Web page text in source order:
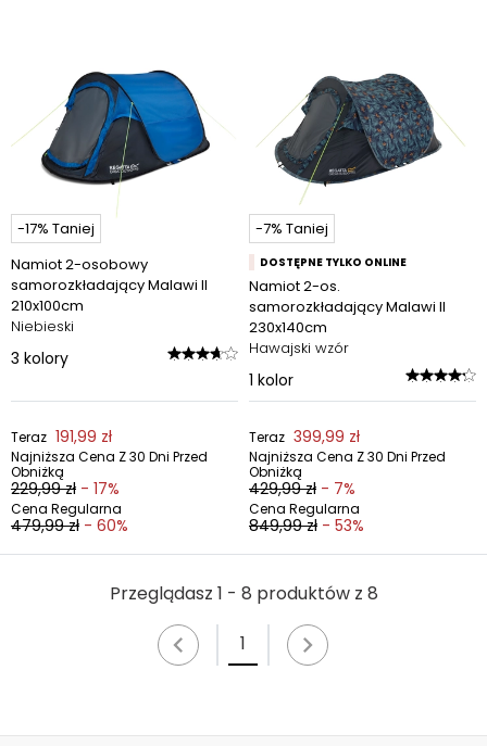
-17% Taniej
Namiot 2-osobowy
samorozkładający Malawi II
210x100cm
Niebieski
3 kolory
Teraz 191,99 zł
Najniższa Cena Z 30 Dni Przed
Obniżką
229,99 zł - 17%
Cena Regularna
479,99 zł - 60%
-7% Taniej
DOSTĘPNE TYLKO ONLINE
Namiot 2-os.
samorozkładający Malawi II
230x140cm
Hawajski wzór
1 kolor
Teraz 399,99 zł
Najniższa Cena Z 30 Dni Przed
Obniżką
429,99 zł - 7%
Cena Regularna
849,99 zł - 53%
Przeglądasz 1 - 8 produktów z 8
1